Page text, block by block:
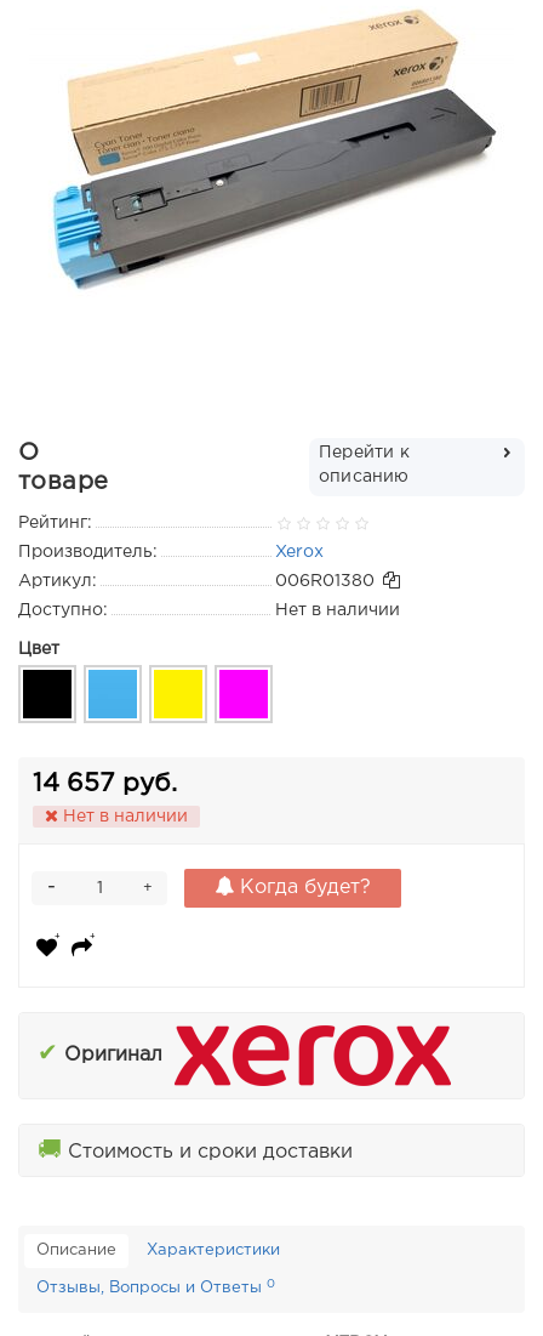
О
товаре
Перейти к
описанию
Рейтинг:
Производитель:
Xerox
Артикул:
006R01380
Доступно:
Нет в наличии
Цвет
14 657 руб.
Нет в наличии
+
- Когда будет?
✔ Оригинал
🚚 Стоимость и сроки доставки
Описание Характеристики
Отзывы, Вопросы и Ответы 0